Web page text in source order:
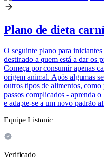
Plano de dieta
O seguinte plano para
destinado a quem está a dar os
Começa por consumir apenas
origem animal. Após algumas
outros tipos de alimentos, como
passos complicados - aprenda
e adapte-se a um novo padrão
Equipe Listonic
Verificado